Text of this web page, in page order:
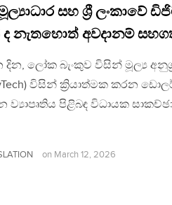
සහ ශ්‍රී ලංකාවේ
නැතහොත් අවදානම්
දින, ලෝක බැංකුව විසින් මූල්‍ය
විසින් ක්‍රියාත්මක කරන
ව්‍යාපෘතිය පිළිබඳ විධායක
on March 12, 2026